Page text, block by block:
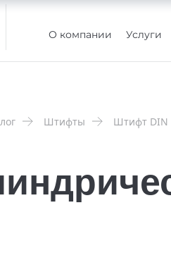
О компании Услуги
Штифты Штифт DIN